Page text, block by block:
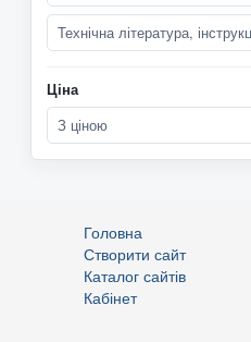
Технічна література,
Ціна
З ціною
Головна
Створити сайт
Каталог сайтів
Кабінет